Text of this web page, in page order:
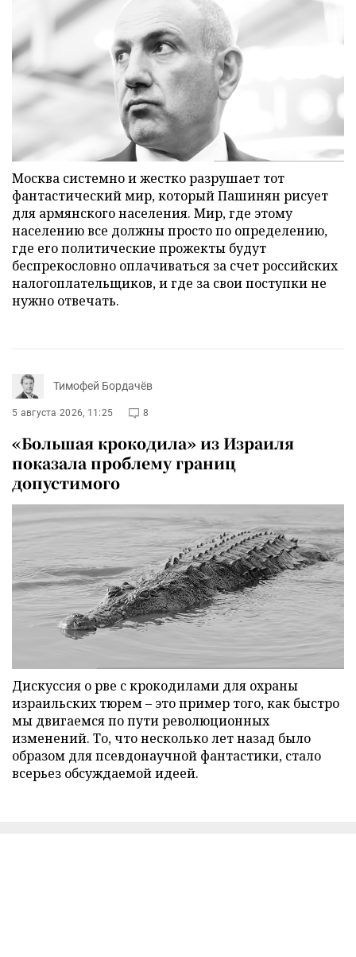
Москва системно и жестко разрушает тот
фантастический мир, который Пашинян рисует
для армянского населения. Мир, где этому
населению все должны просто по определению,
где его политические прожекты будут
беспрекословно оплачиваться за счет российских
налогоплательщиков, и где за свои поступки не
нужно отвечать.
Тимофей Бордачёв
5 августа 2026, 11:25 8
«Большая крокодила» из Израиля
показала проблему границ
допустимого
Дискуссия о рве с крокодилами для охраны
израильских тюрем – это пример того, как быстро
мы двигаемся по пути революционных
изменений. То, что несколько лет назад было
образом для псевдонаучной фантастики, стало
всерьез обсуждаемой идеей.